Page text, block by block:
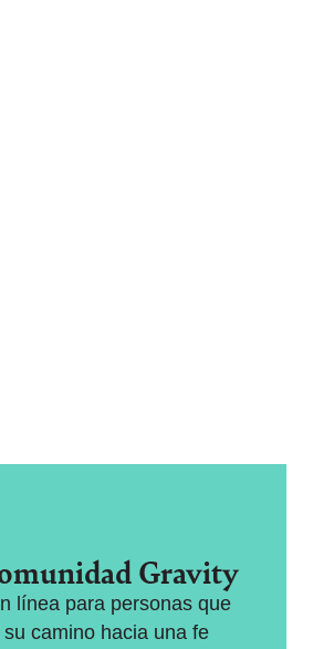
Gravity
línea para personas que
camino hacia una fe